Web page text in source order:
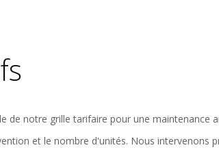
de notre grille tarifaire pour une maintenance
et le nombre d'unités. Nous intervenons